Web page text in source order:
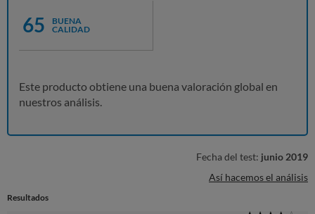
65
BUENA
CALIDAD
Este producto obtiene una buena valoración global en
nuestros análisis.
Fecha del test: junio 2019
Así hacemos el análisis
Resultados